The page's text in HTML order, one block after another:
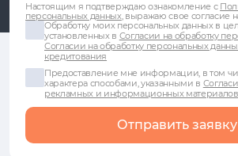
Настоящим я подтверждаю ознакомление с
персональных данных, выражаю свое согласие
Обработку моих персональных данных в
установленных в Согласии на обработку
Согласии на обработку персональных
кредитования
Предоставление мне информации, в том
характера способами, указанными в
рекламных и информационных материалов
Отправить заявку